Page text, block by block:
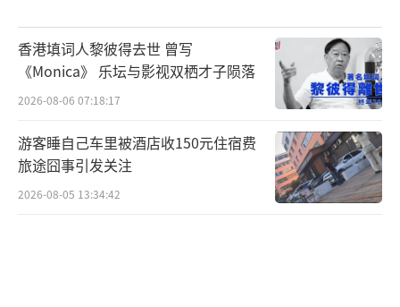
香港填词人黎彼得去世 曾写
《Monica》 乐坛与影视双栖才子陨落
2026-08-06 07:18:17
游客睡自己车里被酒店收150元住宿费
旅途囧事引发关注
2026-08-05 13:34:42